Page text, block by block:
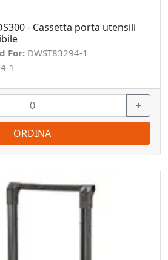
- Cassetta porta utensili
For: DWST83294-1
1
+
ORDINA